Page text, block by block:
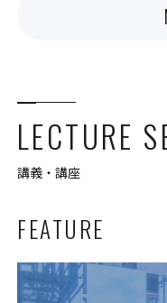
LECTURE
講義・講座
FEATURE